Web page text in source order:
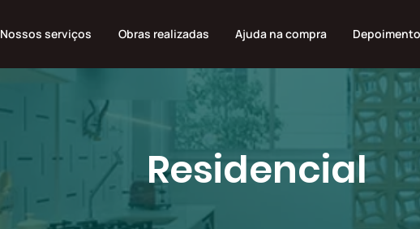
Nossos serviços Obras realizadas Ajuda na compra
Residencial